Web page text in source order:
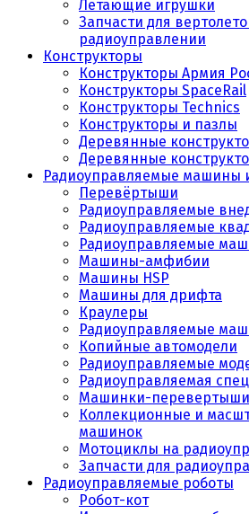
Летающие игрушки
Запчасти для
радиоуправлении
Конструкторы
Конструкторы Армия
Конструкторы SpaceRail
Конструкторы Technics
Конструкторы и пазлы
Деревянные
Деревянные
Радиоуправляемые машины
Перевёртыши
Радиоуправляемые
Радиоуправляемые
Радиоуправляемые
Машины-амфибии
Машины HSP
Машины для дрифта
Краулеры
Радиоуправляемые
Копийные автомодели
Радиоуправляемые
Радиоуправляемая
Машинки-перевертыши
Коллекционные и
машинок
Мотоциклы на
Запчасти для
Радиоуправляемые роботы
Робот-кот